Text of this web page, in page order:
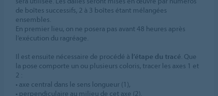
de boîtes successifs, 2 à 3 boîtes étant mélangées
ensembles.
En premier lieu, on ne posera pas avant 48 heures après
l’exécution du ragréage.
Il est ensuite nécessaire de procédé à l’étape du tracé. Que
la pose comporte un ou plusieurs coloris, tracer les axes 1 et
2 :
• axe central dans le sens longueur (1),
• perpendiculaire au milieu de cet axe (2).